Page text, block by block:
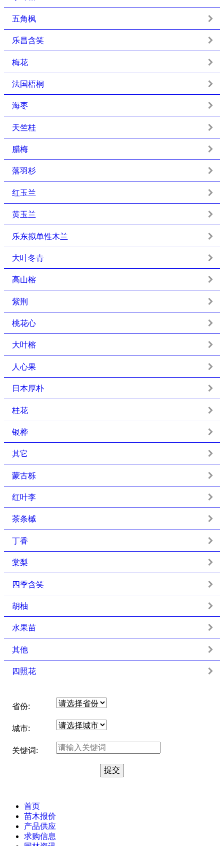
五角枫
乐昌含笑
梅花
法国梧桐
海枣
天竺桂
腊梅
落羽杉
红玉兰
黄玉兰
乐东拟单性木兰
大叶冬青
高山榕
紫荆
桃花心
大叶榕
人心果
日本厚朴
桂花
银桦
其它
蒙古栎
红叶李
茶条槭
丁香
棠梨
四季含笑
胡柚
水果苗
其他
四照花
省份:
城市:
关键词:
首页
苗木报价
产品供应
求购信息